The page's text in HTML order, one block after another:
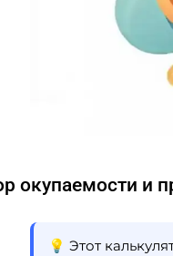
окупаемости и
💡 Этот